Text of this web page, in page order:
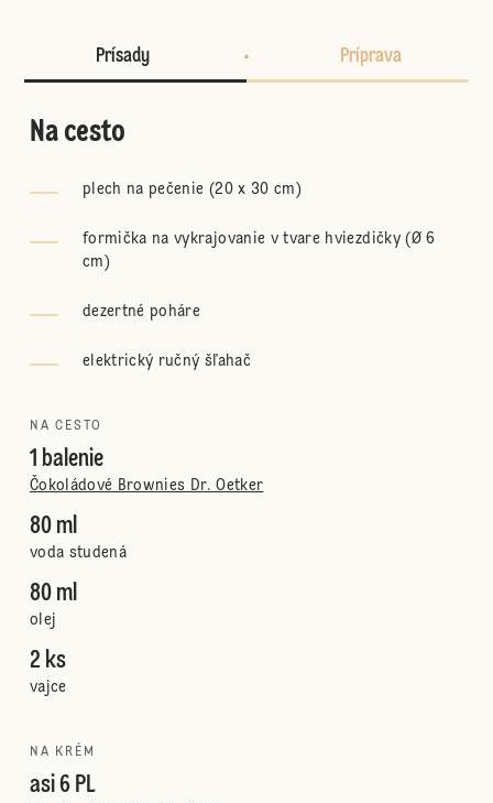
Prísady Príprava
Na cesto
plech na pečenie (20 x 30 cm)
formička na vykrajovanie v tvare hviezdičky (Ø 6
cm)
dezertné poháre
elektrický ručný šľahač
NA CESTO
1 balenie
Čokoládové Brownies Dr. Oetker
80 ml
voda studená
80 ml
olej
2 ks
vajce
NA KRÉM
asi 6 PL